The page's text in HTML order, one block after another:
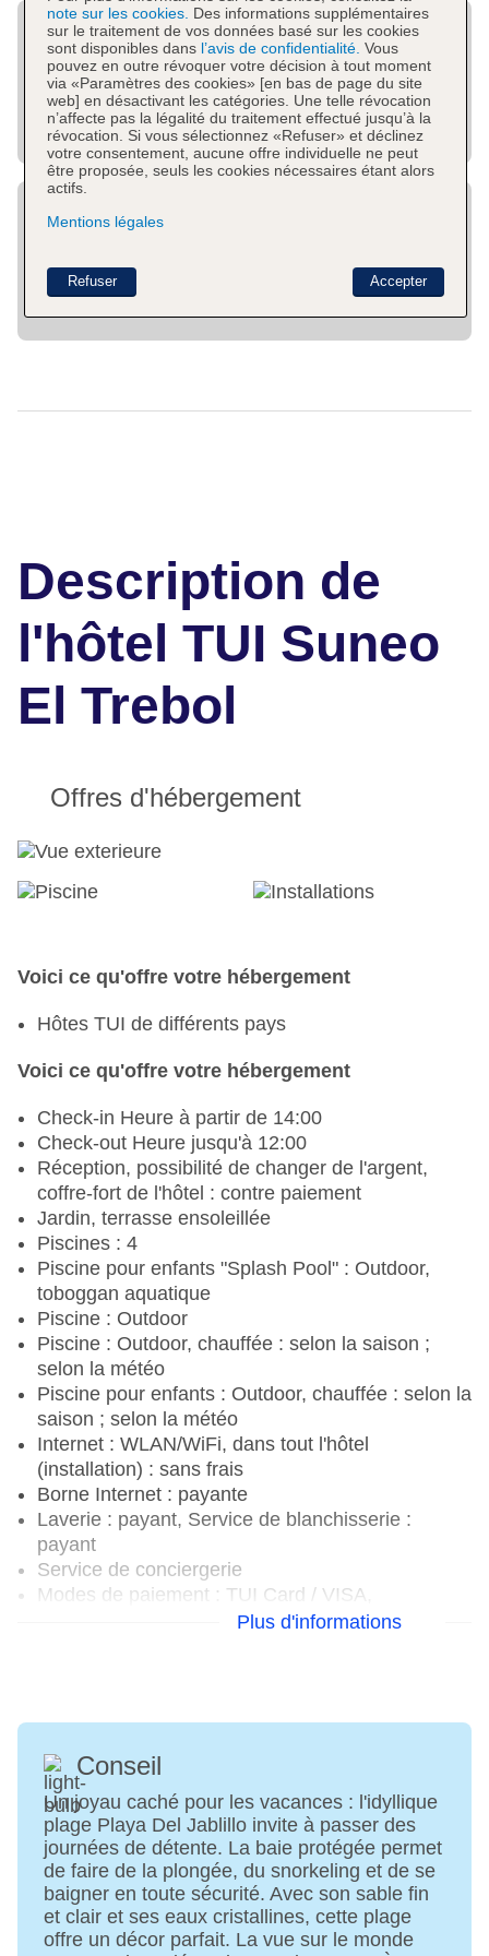
Description de
l'hôtel TUI Suneo
El Trebol
Offres d'hébergement
Voici ce qu'offre votre hébergement
Hôtes TUI de différents pays
Voici ce qu'offre votre hébergement
Check-in Heure à partir de 14:00
Check-out Heure jusqu'à 12:00
Réception, possibilité de changer de l'argent,
coffre-fort de l'hôtel : contre paiement
Jardin, terrasse ensoleillée
Piscines : 4
Piscine pour enfants "Splash Pool" : Outdoor,
toboggan aquatique
Piscine : Outdoor
Piscine : Outdoor, chauffée : selon la saison ;
selon la météo
Piscine pour enfants : Outdoor, chauffée : selon la
saison ; selon la météo
Internet : WLAN/WiFi, dans tout l'hôtel
(installation) : sans frais
Borne Internet : payante
Laverie : payant, Service de blanchisserie :
payant
Service de conciergerie
Modes de paiement : TUI Card / VISA,
Catégorie nationale : 3 étoiles
Plus d'informations
Conseil
Un joyau caché pour les vacances : l'idyllique
plage Playa Del Jablillo invite à passer des
journées de détente. La baie protégée permet
de faire de la plongée, du snorkeling et de se
baigner en toute sécurité. Avec son sable fin
et clair et ses eaux cristallines, cette plage
offre un décor parfait. La vue sur le monde
note sur les cookies. Des informations supplémentaires
sur le traitement de vos données basé sur les cookies
sont disponibles dans l’avis de confidentialité. Vous
pouvez en outre révoquer votre décision à tout moment
via «Paramètres des cookies» [en bas de page du site
web] en désactivant les catégories. Une telle révocation
n’affecte pas la légalité du traitement effectué jusqu’à la
révocation. Si vous sélectionnez «Refuser» et déclinez
votre consentement, aucune offre individuelle ne peut
être proposée, seuls les cookies nécessaires étant alors
actifs.
Mentions légales
Accepter
Refuser